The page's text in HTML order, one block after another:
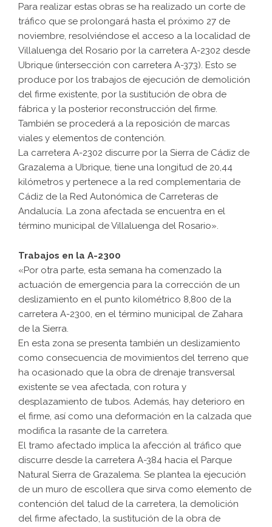
Para realizar estas obras se ha realizado un corte de
tráfico que se prolongará hasta el próximo 27 de
noviembre, resolviéndose el acceso a la localidad de
Villaluenga del Rosario por la carretera A-2302 desde
Ubrique (intersección con carretera A-373). Esto se
produce por los trabajos de ejecución de demolición
del firme existente, por la sustitución de obra de
fábrica y la posterior reconstrucción del firme.
También se procederá a la reposición de marcas
viales y elementos de contención.
La carretera A-2302 discurre por la Sierra de Cádiz de
Grazalema a Ubrique, tiene una longitud de 20,44
kilómetros y pertenece a la red complementaria de
Cádiz de la Red Autonómica de Carreteras de
Andalucía. La zona afectada se encuentra en el
término municipal de Villaluenga del Rosario».
Trabajos en la A-2300
«Por otra parte, esta semana ha comenzado la
actuación de emergencia para la corrección de un
deslizamiento en el punto kilométrico 8,800 de la
carretera A-2300, en el término municipal de Zahara
de la Sierra.
En esta zona se presenta también un deslizamiento
como consecuencia de movimientos del terreno que
ha ocasionado que la obra de drenaje transversal
existente se vea afectada, con rotura y
desplazamiento de tubos. Además, hay deterioro en
el firme, así como una deformación en la calzada que
modifica la rasante de la carretera.
El tramo afectado implica la afección al tráfico que
discurre desde la carretera A-384 hacia el Parque
Natural Sierra de Grazalema. Se plantea la ejecución
de un muro de escollera que sirva como elemento de
contención del talud de la carretera, la demolición
del firme afectado, la sustitución de la obra de